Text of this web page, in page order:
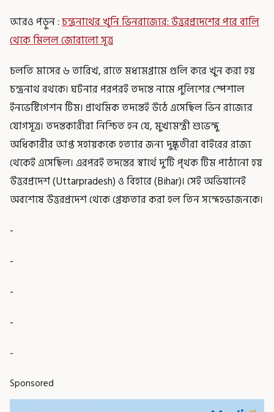
আরও পড়ুন :চন্দ্রনাথের খুনি ভিনরাজ্যের: উত্তরপ্রদেশের পরে বালি
থেকে মিলল জোরালো সূত্র
চলতি মাসের ৬ তারিখ, রাতে মধ্যমগ্রামে গুলি করে খুন করা হয়
চন্দ্রনাথ রথকে। ঘটনার পরপরই তদন্তে নামে পুলিশের স্পেশাল
ইনভেস্টিগেশন টিম। প্রাথমিক তদন্তেই উঠে এসেছিল ভিন রাজ্যের
যোগসূত্র। তদন্তকারীরা নিশ্চিত হন যে, মুখ্যমন্ত্রী শুভেন্দু
অধিকারীর আপ্ত সহায়ককে হত্যার জন্য দুষ্কৃতীরা বাইরের রাজ্য
থেকেই এসেছিল। এরপরই তদন্তের স্বার্থে দু’টি পৃথক টিম পাঠানো হয়
উত্তরপ্রদেশ (Uttarpradesh) ও বিহারে (Bihar)। সেই অভিযানেই
অবশেষে উত্তরপ্রদেশ থেকে গ্রেফতার করা হল তিন সন্দেহভাজনকে।
-
-
-
-
-
Sponsored